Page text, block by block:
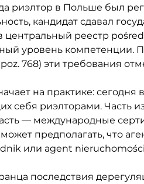
риэлтор в Польше был
кандидат сдавал
центральный реестр
уровень компетенции.
poz. 768) эти требования
на практике:
себя риэлторами. Часть
— международные
предполагать, что
или agent
последствия